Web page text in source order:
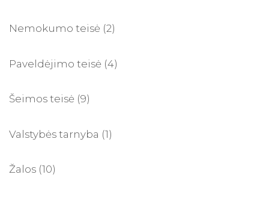
Nemokumo teisė (2)
Paveldėjimo teisė (4)
Šeimos teisė (9)
Valstybės tarnyba (1)
Žalos (10)